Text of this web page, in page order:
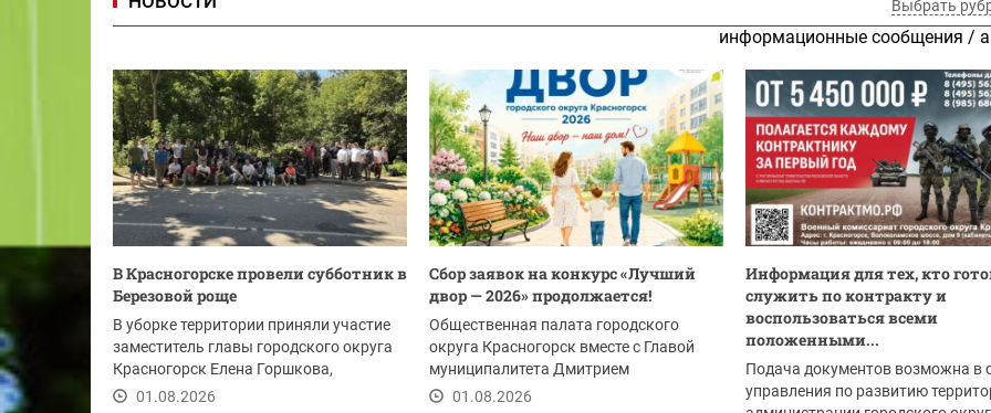
Выбрать
информационные сообщения /
В Красногорске провели субботник в
Березовой роще
В уборке территории приняли участие
заместитель главы городского округа
Красногорск Елена Горшкова,
председатель...
01.08.2026
Сбор заявок на конкурс «Лучший
двор — 2026» продолжается!
Общественная палата городского
округа Красногорск вместе с Главой
муниципалитета Дмитрием
Владимировичем Волковым...
01.08.2026
Информация для тех, кто
служить по контракту и
воспользоваться всеми
положенными...
Подача документов возможна в
управления по развитию